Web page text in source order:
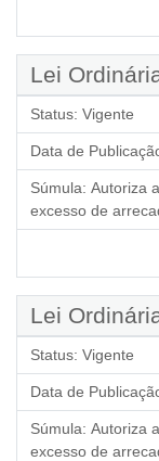
Lei
Status: Vigente
Data de
Súmula: Autoriza
excesso de
Lei
Status: Vigente
Data de
Súmula: Autoriza
excesso de